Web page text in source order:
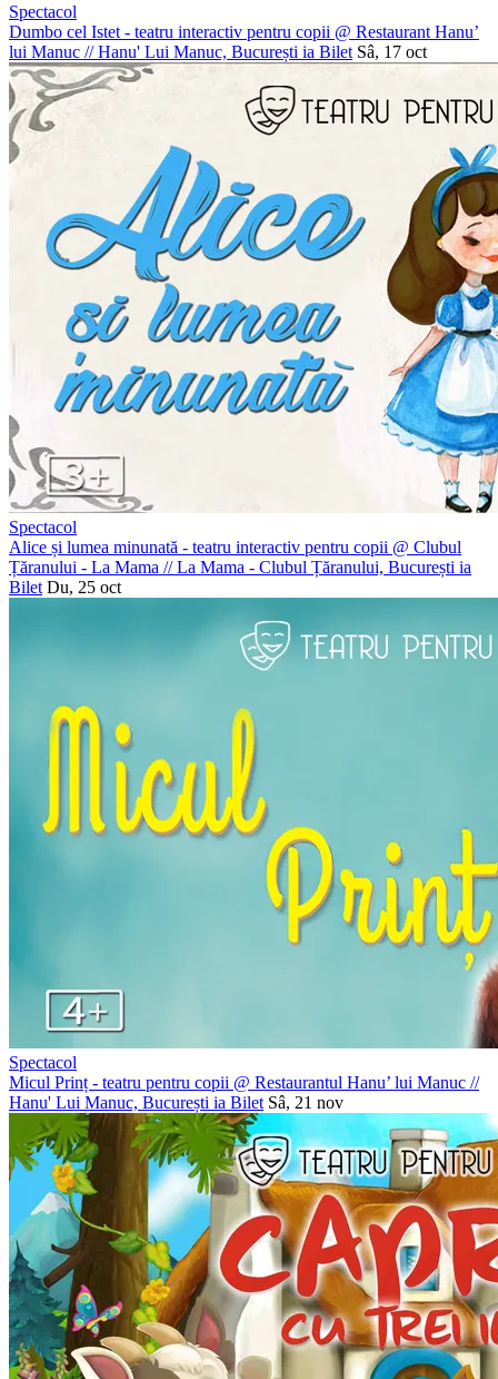
Spectacol
Dumbo cel Istet - teatru interactiv pentru copii @ Restaurant Hanu’
lui Manuc //Hanu' Lui Manuc, București ia Bilet Sâ, 17 oct
Spectacol
Alice și lumea minunată - teatru interactiv pentru copii @ Clubul
Țăranului - La Mama //La Mama - Clubul Țăranului, București ia
Bilet Du, 25 oct
Spectacol
Micul Prinț - teatru pentru copii @ Restaurantul Hanu’ lui Manuc //
Hanu' Lui Manuc, București ia Bilet Sâ, 21 nov